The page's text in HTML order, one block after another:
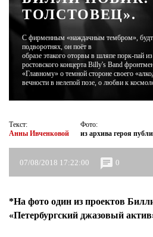
ТОЛСТОВЕЦ».
С фирменным «наждачным тембром»,
подворотнях, он поёт в
образе этакого оторвы в шляпе порк-пай
ростовского концерта Billy's Band
«Главному» о темной стороне своего
вечности в нелепой позе, о любви к
Текст:
Анны Ивченковой
Фото:
из архива героя
07/08/2018 17:22:00 0
*На фото один из проектов
«Петербургский джазовый